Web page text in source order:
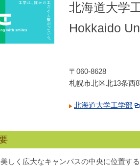
北海道大学
Hokkaido
〒060-8628
札幌市北区北13条西8
北海道大学工学部​
しく広大なキャンパスの中央に位置す